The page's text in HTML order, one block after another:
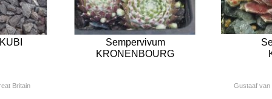
Britain
Sempervivum
KRONENBOURG
Gustaaf van